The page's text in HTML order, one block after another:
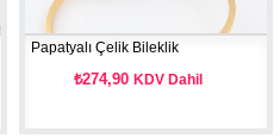
Papatyalı Çelik Bileklik
₺274,90KDV Dahil